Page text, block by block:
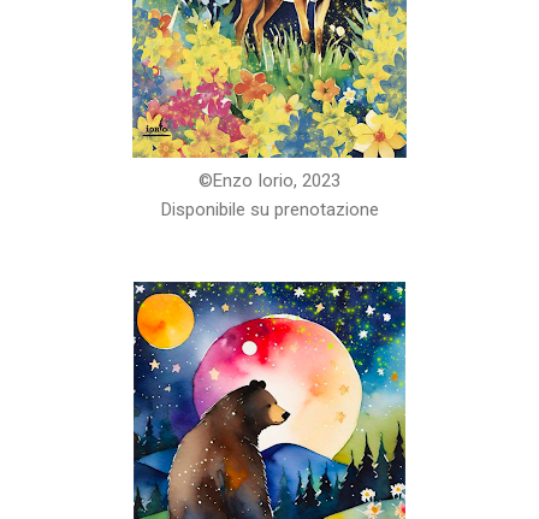
©️Enzo Iorio, 2023
Disponibile su prenotazione